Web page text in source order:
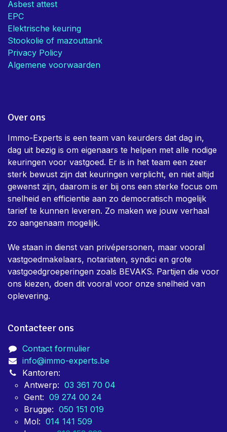
Asbest attest
EPC
Elektrische keuring
Stookolie of mazouttank
Privacy Policy
Algemene voorwaarden
Over ons
Immo-Experts is een team van keurders dat dag in,
dag uit bezig is om eigenaars te helpen met alle nodige
keuringen voor vastgoed. Er is in het team een zeer
sterk bewust zijn dat keuringen verplicht, en niet altijd
gewenst zijn, daarom is er bij ons een sterke focus om
snelheid en efficientie aan zo democratisch mogelijk
tarief te kunnen leveren. Zo maken we jouw verhaal
zo aangenaam mogelijk.
We staan in dienst van privépersonen, maar vooral
vastgoedmakelaars, notariaten, syndici en grote
vastgoedgroeperingen zoals BEVAKS. Partijen die voor
ons kiezen, doen dit vooral voor onze snelheid van
oplevering.
Contacteer ons
Contact formulier
info@immo-experts.be
Kantoren:
Antwerp: 03 361 70 04
Gent: 09 274 00 24
Brugge: 050 151 019
Mol: 014 141 509